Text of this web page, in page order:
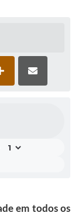
em todos os